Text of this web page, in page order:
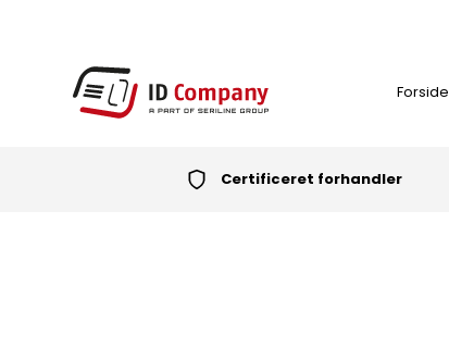
Forside
Certificeret forhandler